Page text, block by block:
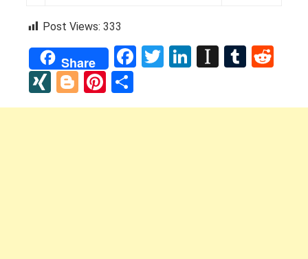
Post Views: 333
Share Facebook
Twitter
LinkedIn
XINGBloggerPinterest